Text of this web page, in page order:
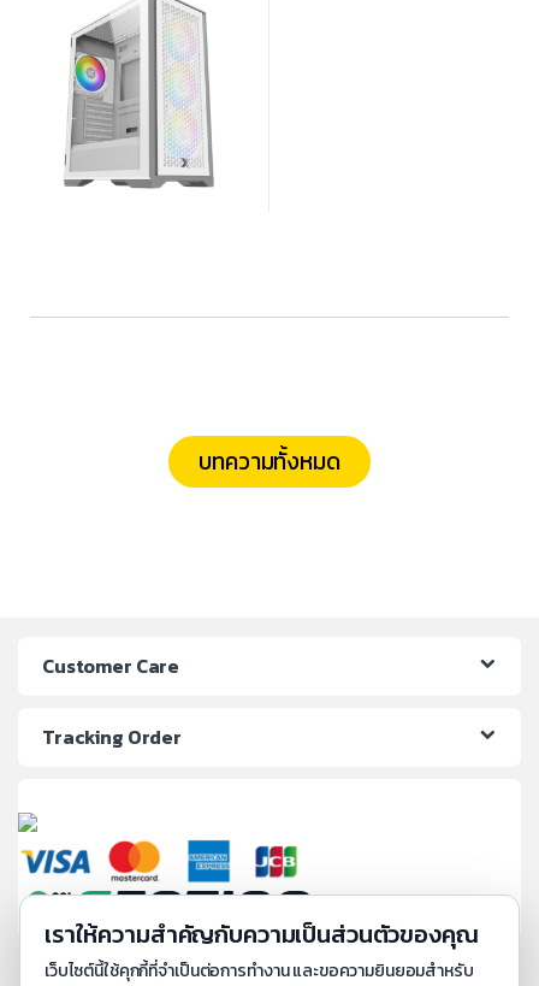
บทความทั้งหมด
Customer Care
Tracking Order
เราให้ความสำคัญกับความเป็นส่วนตัวของคุณ
เว็บไซต์นี้ใช้คุกกี้ที่จำเป็นต่อการทำงาน และขอความยินยอมสำหรับ